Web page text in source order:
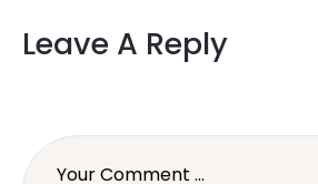
Leave A Reply